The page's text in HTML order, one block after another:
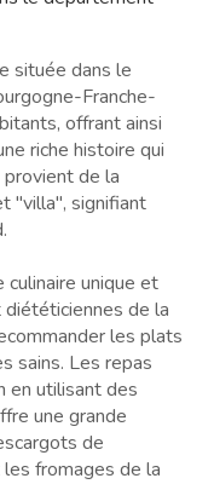
située dans le
Franche-
offrant ainsi
riche histoire qui
de la
"villa", signifiant
unique et
de la
les plats
sains. Les repas
en utilisant des
une grande
de
fromages de la